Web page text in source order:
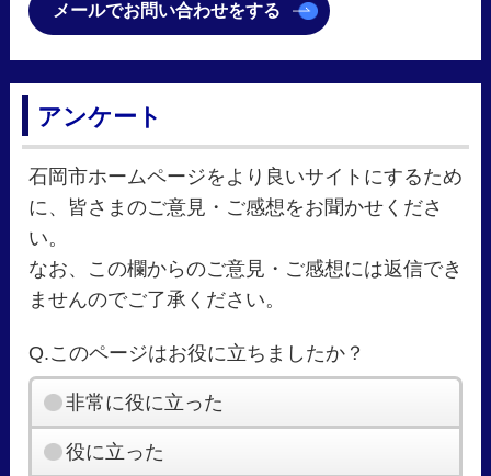
メールでお問い合わせをする
アンケート
石岡市ホームページをより良いサイトにするため
に、皆さまのご意見・ご感想をお聞かせくださ
い。
なお、この欄からのご意見・ご感想には返信でき
ませんのでご了承ください。
Q.このページはお役に立ちましたか？
非常に役に立った
役に立った